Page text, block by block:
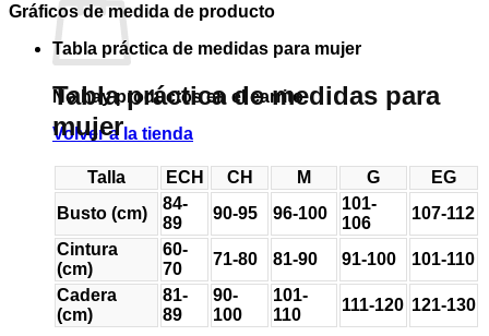
No hay productos en el carrito.
Volver a la tienda
Gráficos de medida de producto
Tabla práctica de medidas para mujer
Tabla práctica de medidas para
mujer
Talla ECH CH M G
EG
Busto (cm)
84-
89
90-95 96-100
101-
106
107-112
Cintura
(cm)
60-
70
71-80 81-90 91-100
101-110
Cadera
(cm)
81-
89
90-
100
101-
110
111-120 121-130